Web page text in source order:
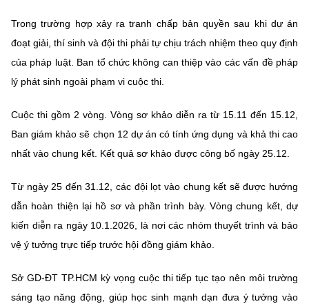
Trong trường hợp xảy ra tranh chấp bản quyền sau khi dự án
đoạt giải, thí sinh và đội thi phải tự chịu trách nhiệm theo quy định
của pháp luật. Ban tổ chức không can thiệp vào các vấn đề pháp
lý phát sinh ngoài phạm vi cuộc thi.
Cuộc thi gồm 2 vòng. Vòng sơ khảo diễn ra từ 15.11 đến 15.12,
Ban giám khảo sẽ chọn 12 dự án có tính ứng dụng và khả thi cao
nhất vào chung kết. Kết quả sơ khảo được công bố ngày 25.12.
Từ ngày 25 đến 31.12, các đội lọt vào chung kết sẽ được hướng
dẫn hoàn thiện lại hồ sơ và phần trình bày. Vòng chung kết, dự
kiến diễn ra ngày 10.1.2026, là nơi các nhóm thuyết trình và bảo
vệ ý tưởng trực tiếp trước hội đồng giám khảo.
Sở GD-ĐT TP.HCM kỳ vọng cuộc thi tiếp tục tạo nên môi trường
sáng tạo năng động, giúp học sinh mạnh dạn đưa ý tưởng vào